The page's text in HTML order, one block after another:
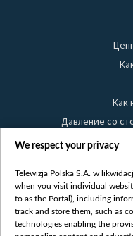
Как
Давление со
Правила
We respect your privacy
Telewizja Polska S.A. w
when you visit individual
to as the Portal), including
track and store them, such as
technologies enabling the